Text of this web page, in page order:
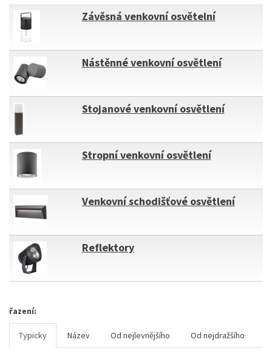
Závěsná venkovní osvětelní
Nástěnné venkovní osvětlení
Stojanové venkovní osvětlení
Stropní venkovní osvětlení
Venkovní schodišťové osvětlení
Reflektory
řazení:
Typicky Název Od nejlevnějšího Od nejdražšího